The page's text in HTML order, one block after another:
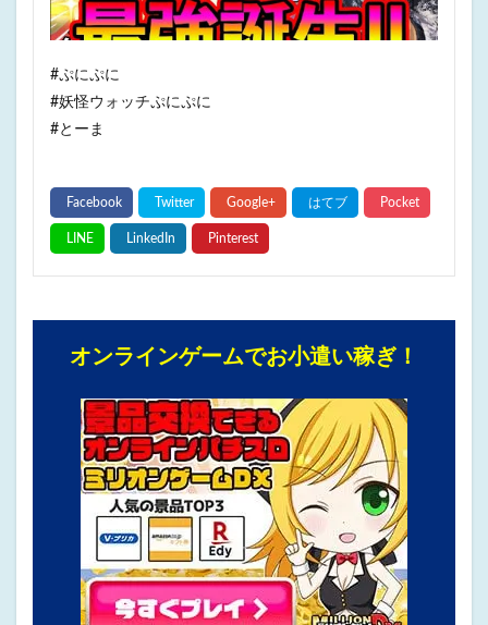
#ぷにぷに
#妖怪ウォッチぷにぷに
#とーま
オンラインゲームでお小遣い稼ぎ！